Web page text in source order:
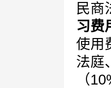
民商
习费
使用
法庭
（